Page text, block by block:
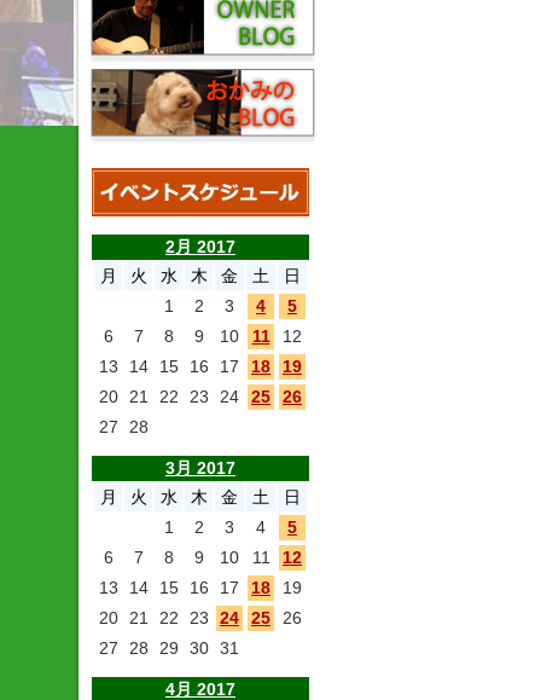
2月 2017
月
火 水 木 金 土
日
1
2 3 4
5
6
7 8 9 10 11
12
13
14 15 16 17 18
19
20
21 22 23 24 25
26
27
28
3月 2017
月
火 水 木 金 土
日
1
2 3 4
5
6
7 8 9 10 11
12
13
14 15 16 17 18
19
20
21 22 23 24 25
26
27
28 29 30 31
4月 2017